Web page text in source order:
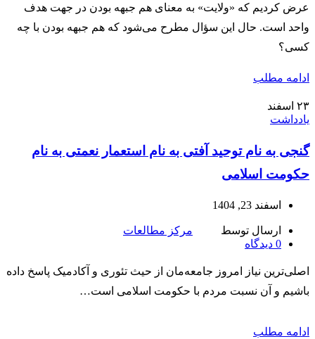
عرض کردیم که «ولایت» به معنای هم‌ جبهه بودن در جهت هدف
واحد است. حال این سؤال مطرح می‌شود که هم‌ جبهه بودن با چه
کسی؟
ادامه مطلب
۲۳ اسفند
یادداشت
گنجی به نام توحید آفتی به نام استعمار نعمتی به نام
حکومت اسلامی
اسفند 23, 1404
ارسال توسط
مرکز مطالعات
0 دیدگاه
اصلی‌ترین نیاز امروز جامعه‌مان از حیث تئوری و آکادمیک پاسخ داده
باشیم و آن نسبت مردم با حکومت اسلامی است…
ادامه مطلب